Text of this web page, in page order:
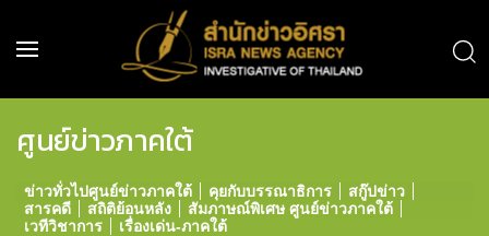
ศูนย์ข่าวภาคใต้
ข่าวทั่วไปศูนย์ข่าวภาคใต้ คุยกับบรรณาธิการ
สกู๊ปข่าว
สารคดี
สถิติย้อนหลัง
สัมภาษณ์พิเศษ ศูนย์ข่าวภาคใต้
เวทีวิชาการ
เรื่องเด่น-ภาคใต้